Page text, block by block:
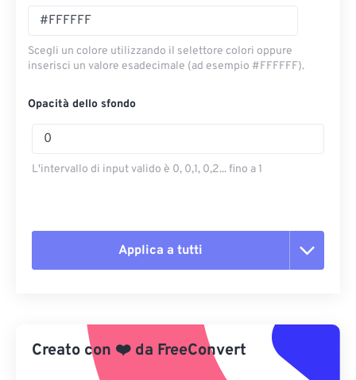
Scegli un colore utilizzando il selettore colori oppure
inserisci un valore esadecimale (ad esempio #FFFFFF).
Opacità dello sfondo
L'intervallo di input valido è 0, 0,1, 0,2... fino a 1
Applica a tutti
Applica da preimpostazione
Salva come predefinito
Creato con ❤️ da FreeConvert